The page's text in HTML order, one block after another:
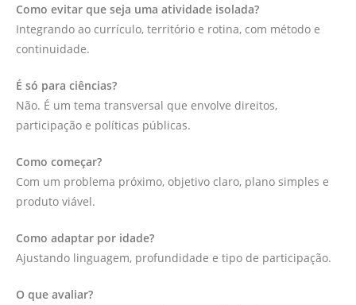
Como evitar que seja uma atividade isolada?
Integrando ao currículo, território e rotina, com método e
continuidade.
É só para ciências?
Não. É um tema transversal que envolve direitos,
participação e políticas públicas.
Como começar?
Com um problema próximo, objetivo claro, plano simples e
produto viável.
Como adaptar por idade?
Ajustando linguagem, profundidade e tipo de participação.
O que avaliar?